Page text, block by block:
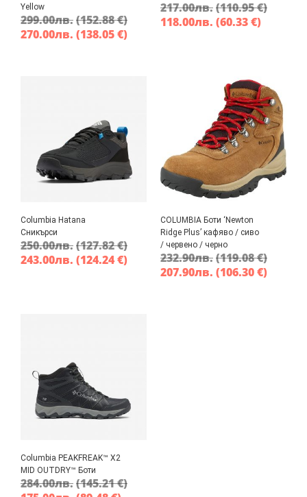
Yellow
299.00лв.(152.88 €)
270.00лв. (138.05 €)
217.00лв.(110.95 €)
118.00лв. (60.33 €)
Columbia Hatana
Сникърси
250.00лв.(127.82 €)
243.00лв. (124.24 €)
COLUMBIA Боти ‘Newton
Ridge Plus’ кафяво / сиво
/ червено / черно
232.90лв.(119.08 €)
207.90лв. (106.30 €)
Columbia PEAKFREAK™ X2
MID OUTDRY™ Боти
284.00лв.(145.21 €)